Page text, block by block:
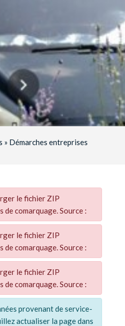
» Démarches entreprises
le fichier ZIP
de comarquage. Source :
le fichier ZIP
de comarquage. Source :
le fichier ZIP
de comarquage. Source :
provenant de service-
actualiser la page dans